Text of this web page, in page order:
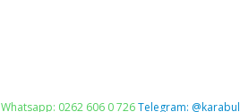
Whatsapp: 0262 606 0 726Telegram: @karabul